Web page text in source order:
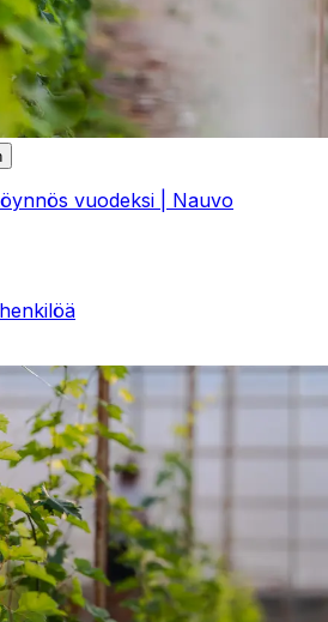
vuodeksi | Nauvo